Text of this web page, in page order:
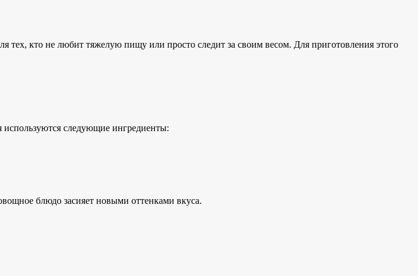
кто не любит тяжелую пищу или просто следит за своим весом. Для приготовления этого
используются следующие ингредиенты:
блюдо засияет новыми оттенками вкуса.